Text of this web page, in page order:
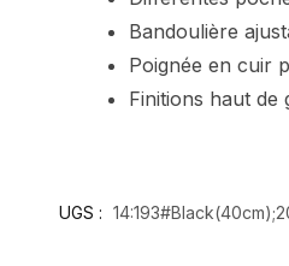
Bandoulière
Poignée en cuir
Finitions haut de
UGS :